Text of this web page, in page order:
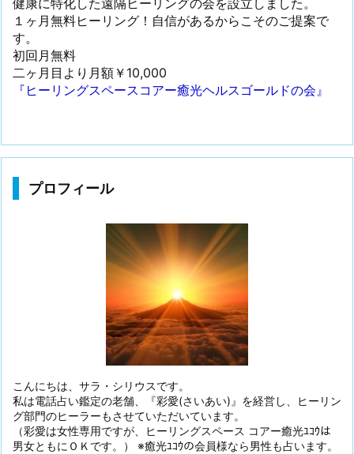
健康に特化した遠隔ヒーリングの会を設立しました。
１ヶ月無料ヒーリング！自信があるからこそのご提案で
す。
初回月無料
二ヶ月目より月額￥10,000
『ヒーリングスペースコアー癒光ヘルスゴールドの会』
プロフィール
こんにちは、サラ・シリウスです。
私は電話占い鑑定の老舗、『彩愛(さいあい)』を経営し、ヒーリン
グ部門のヒーラーもさせていただいています。
（彩愛は女性専用ですが、ヒーリングスペース コアー癒光ﾕｺｳは
男女ともにＯＫです。） ※癒光ﾕｺｳの会員様なら男性も占います。